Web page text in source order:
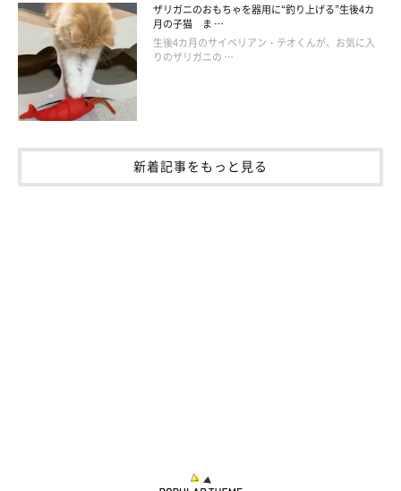
ザリガニのおもちゃを器用に“釣り上げる”生後4カ
月の子猫 ま …
生後4カ月のサイベリアン・テオくんが、お気に入
りのザリガニの …
新着記事をもっと見る